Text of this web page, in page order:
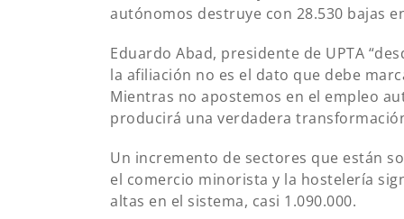
autónomos destruye con 28.530 bajas
Eduardo Abad, presidente de UPTA
la afiliación no es el dato que debe
Mientras no apostemos en el empleo
producirá una verdadera
Un incremento de sectores que están
el comercio minorista y la hostelería
altas en el sistema, casi 1.090.000.